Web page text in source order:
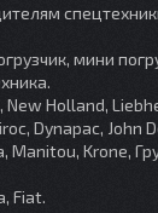
мини
Holland,
Dynapac, John
Manitou, Krone,
Fiat.